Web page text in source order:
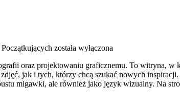
została wyłączona
oraz projektowaniu graficznemu. To witryna, w
jak i tych, którzy chcą szukać nowych
migawki, ale również jako język wizualny. Na